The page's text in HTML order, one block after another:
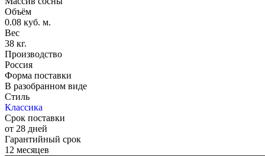
Объём
0.08 куб. м.
Вес
38 кг.
Производство
Россия
Форма поставки
В разобранном виде
Стиль
Классика
Срок поставки
от 28 дней
Гарантийный срок
12 месяцев